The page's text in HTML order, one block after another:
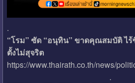
.
“โรม” ซัด “อนุทิน” ขาดคุณสมบัติ ไร้
ตั้งไม่สุจริต
https://www.thairath.co.th/news/
.